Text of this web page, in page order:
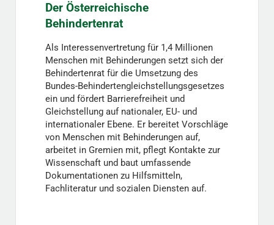
Der Österreichische
Behindertenrat
Als Interessenvertretung für 1,4 Millionen
Menschen mit Behinderungen setzt sich der
Behindertenrat für die Umsetzung des
Bundes-Behindertengleichstellungsgesetzes
ein und fördert Barrierefreiheit und
Gleichstellung auf nationaler, EU- und
internationaler Ebene. Er bereitet Vorschläge
von Menschen mit Behinderungen auf,
arbeitet in Gremien mit, pflegt Kontakte zur
Wissenschaft und baut umfassende
Dokumentationen zu Hilfsmitteln,
Fachliteratur und sozialen Diensten auf.